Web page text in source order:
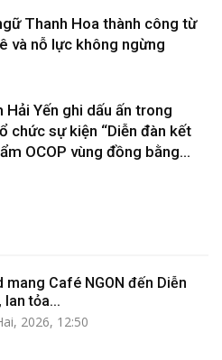
Thanh Hoa thành công từ
và nỗ lực không ngừng
Hải Yến ghi dấu ấn trong
chức sự kiện “Diễn đàn kết
OCOP vùng đồng bằng...
mang Café NGON đến Diễn
lan tỏa...
2026, 12:50